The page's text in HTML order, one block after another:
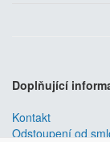
Doplňující
Kontakt
Odstoupení od